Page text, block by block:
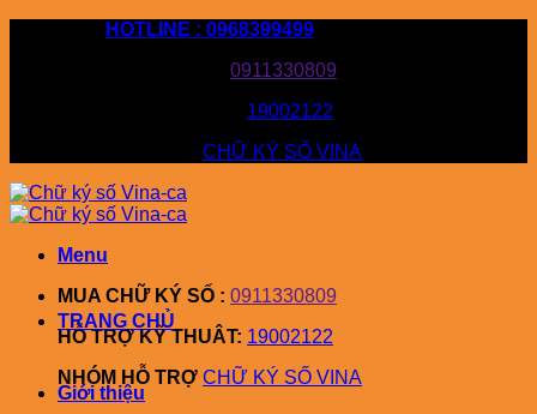
HOTLINE : 0968399499
0911330809
19002122
CHỮ KÝ SỐ VINA
Menu
MUA CHỮ KÝ SỐ : 0911330809
HỖ TRỢ KỸ THUÂT: 19002122
NHÓM HỖ TRỢ CHỮ KÝ SỐ VINA
TRANG CHỦ
Giới thiệu